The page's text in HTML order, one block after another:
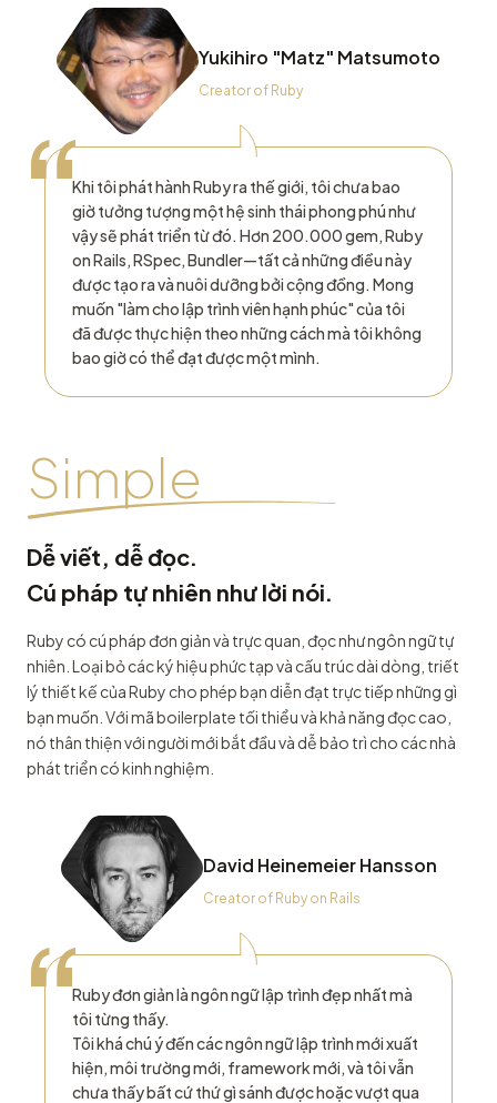
“Khi tôi phát hành Ruby ra thế giới, tôi chưa bao
giờ tưởng tượng một hệ sinh thái phong phú như
vậy sẽ phát triển từ đó. Hơn 200.000 gem, Ruby
on Rails, RSpec, Bundler—tất cả những điều này
được tạo ra và nuôi dưỡng bởi cộng đồng. Mong
muốn "làm cho lập trình viên hạnh phúc" của tôi
đã được thực hiện theo những cách mà tôi không
bao giờ có thể đạt được một mình.
Yukihiro "Matz" Matsumoto
Creator of Ruby
Simple
Dễ viết, dễ đọc.
Cú pháp tự nhiên như lời nói.
Ruby có cú pháp đơn giản và trực quan, đọc như ngôn ngữ tự
nhiên. Loại bỏ các ký hiệu phức tạp và cấu trúc dài dòng, triết
lý thiết kế của Ruby cho phép bạn diễn đạt trực tiếp những gì
bạn muốn. Với mã boilerplate tối thiểu và khả năng đọc cao,
nó thân thiện với người mới bắt đầu và dễ bảo trì cho các nhà
phát triển có kinh nghiệm.
“Ruby đơn giản là ngôn ngữ lập trình đẹp nhất mà
tôi từng thấy.
Tôi khá chú ý đến các ngôn ngữ lập trình mới xuất
hiện, môi trường mới, framework mới, và tôi vẫn
chưa thấy bất cứ thứ gì sánh được hoặc vượt qua
David Heinemeier Hansson
Creator of Ruby on Rails